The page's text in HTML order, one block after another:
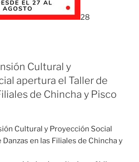
28
Cultural y
apertura el Taller de
de Chincha y Pisco
Cultural y Proyección Social
en las Filiales de Chincha y